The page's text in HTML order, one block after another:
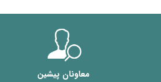
معاونان پیشین